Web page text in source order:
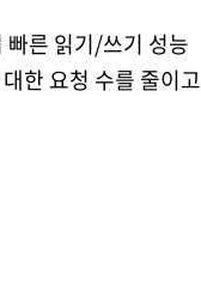
른 읽기/쓰기 성능
한 요청 수를 줄이고